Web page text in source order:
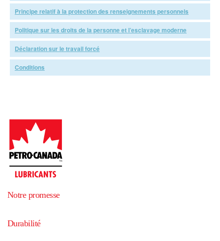
Principe relatif à la protection des renseignements personnels
Politique sur les droits de la personne et l’esclavage moderne
Déclaration sur le travail forcé
Conditions
Notre promesse
Durabilité